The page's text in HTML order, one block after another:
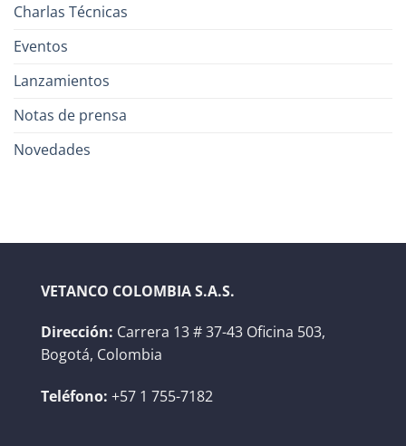
Charlas Técnicas
Eventos
Lanzamientos
Notas de prensa
Novedades
VETANCO COLOMBIA S.A.S.
Dirección: Carrera 13 # 37-43 Oficina 503,
Bogotá, Colombia
Teléfono: +57 1 755-7182